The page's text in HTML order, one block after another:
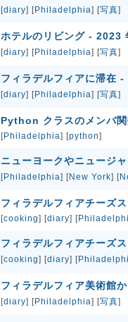
[diary] [Philadelphia] [写真]
ホテルのリビング - 2023
[diary] [Philadelphia] [写真]
フィラデルフィアに滞在
[diary] [Philadelphia] [写真]
Python クラスのメンバ
[Philadelphia] [python]
ニューヨークやニュージ
[Philadelphia] [New York] [
フィラデルフィアチーズ
[cooking] [diary] [
フィラデルフィアチーズ
[cooking] [diary] [
フィラデルフィア美術館
[diary] [Philadelphia] [写真]